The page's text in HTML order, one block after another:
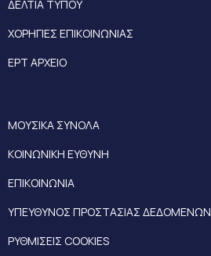
ΔΕΛΤΙΑ ΤΥΠΟΥ
ΧΟΡΗΓΙΕΣ ΕΠΙΚΟΙΝΩΝΙΑΣ
ΕΡΤ ΑΡΧΕΙΟ
ΜΟΥΣΙΚΑ ΣΥΝΟΛΑ
ΚΟΙΝΩΝΙΚΗ ΕΥΘΥΝΗ
ΕΠΙΚΟΙΝΩΝΙΑ
ΥΠΕΥΘΥΝΟΣ ΠΡΟΣΤΑΣΙΑΣ ΔΕΔΟΜΕΝΩΝ
ΡΥΘΜΙΣΕΙΣ COOKIES